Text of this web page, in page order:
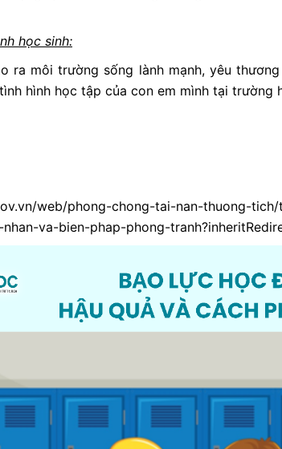
học sinh:
ra môi trường sống lành mạnh, yêu
hình học tập của con em mình tại trường
web/phong-chong-tai-nan-thuong-
va-bien-phap-phong-